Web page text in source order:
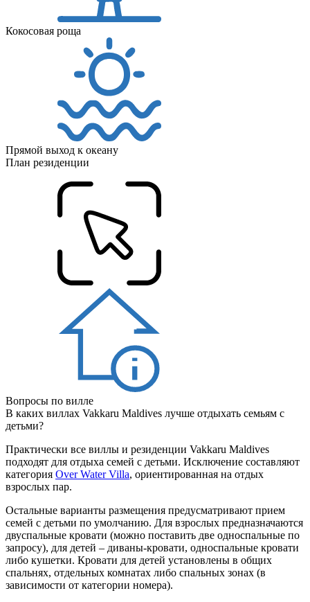
Кокосовая роща
Прямой выход к океану
План резиденции
Вопросы по вилле
В каких виллах Vakkaru Maldives лучше отдыхать семьям с
детьми?
Практически все виллы и резиденции Vakkaru Maldives
подходят для отдыха семей с детьми. Исключение составляют
категория Over Water Villa, ориентированная на отдых
взрослых пар.
Остальные варианты размещения предусматривают прием
семей с детьми по умолчанию. Для взрослых предназначаются
двуспальные кровати (можно поставить две односпальные по
запросу), для детей – диваны-кровати, односпальные кровати
либо кушетки. Кровати для детей установлены в общих
спальнях, отдельных комнатах либо спальных зонах (в
зависимости от категории номера).